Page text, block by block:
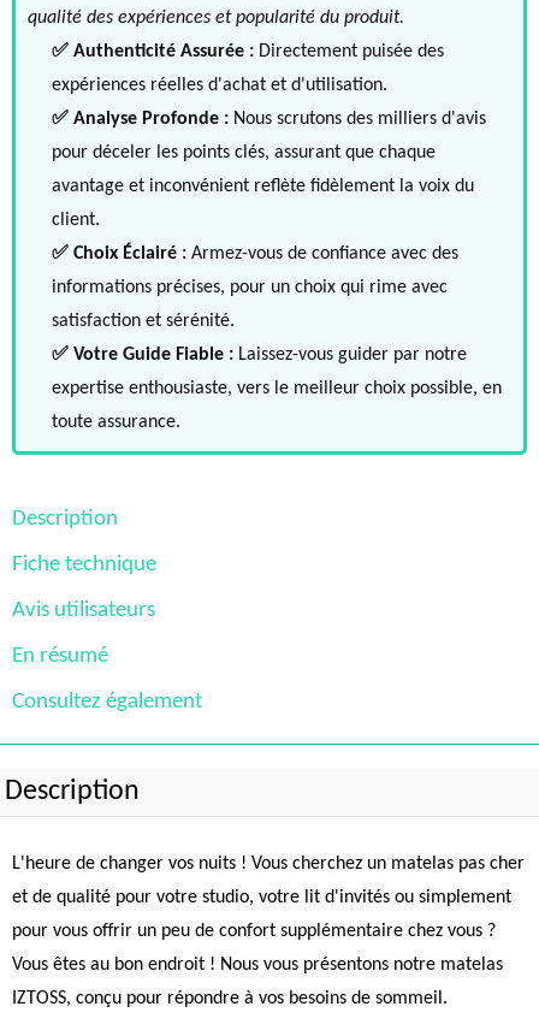
qualité des expériences et popularité du produit.
✅ Authenticité Assurée : Directement puisée des
expériences réelles d'achat et d'utilisation.
✅ Analyse Profonde : Nous scrutons des milliers d'avis
pour déceler les points clés, assurant que chaque
avantage et inconvénient reflète fidèlement la voix du
client.
✅ Choix Éclairé : Armez-vous de confiance avec des
informations précises, pour un choix qui rime avec
satisfaction et sérénité.
✅ Votre Guide Fiable : Laissez-vous guider par notre
expertise enthousiaste, vers le meilleur choix possible, en
toute assurance.
Description
Fiche technique
Avis utilisateurs
En résumé
Consultez également
Description
L'heure de changer vos nuits ! Vous cherchez un matelas pas cher
et de qualité pour votre studio, votre lit d'invités ou simplement
pour vous offrir un peu de confort supplémentaire chez vous ?
Vous êtes au bon endroit ! Nous vous présentons notre matelas
IZTOSS, conçu pour répondre à vos besoins de sommeil.